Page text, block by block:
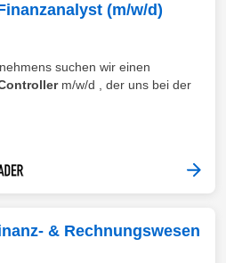
(m/w/d)
suchen wir einen
m/w/d , der uns bei der
& Rechnungswesen